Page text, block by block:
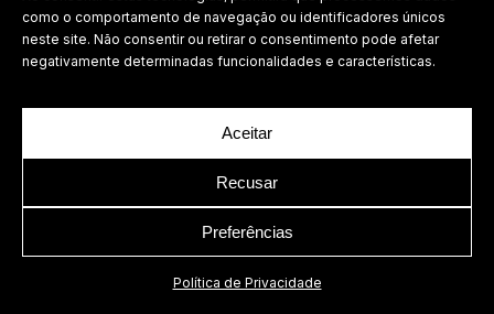
como o comportamento de navegação ou identificadores únicos
neste site. Não consentir ou retirar o consentimento pode afetar
negativamente determinadas funcionalidades e características.
Aceitar
Recusar
Preferências
Política de Privacidade
Política de Privacidade